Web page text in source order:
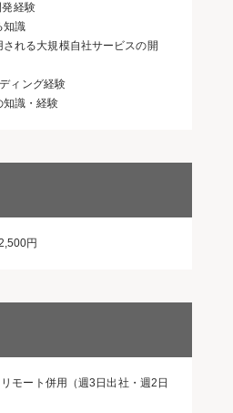
発経験
知識
される大規模自社サービスの開
ィング経験
知識・経験
円
モート併用（週3日出社・週2日